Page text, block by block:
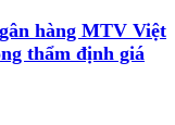
hàng MTV Việt
thẩm định giá